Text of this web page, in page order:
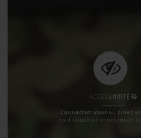
ACCÈS LIMITÉ
Connectez-vous ou créez
pour visualiser entièrement